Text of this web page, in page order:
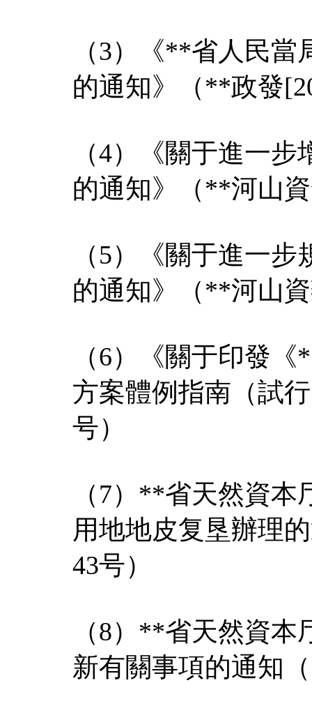
（3）《**省人民
的通知》（**政發
（4）《關于進一
的通知》（**河山
（5）《關于進一
的通知》（**河山
（6）《關于印發
方案體例指南（試
号）
（7）**省天然資
用地地皮复垦辦理
43号）
（8）**省天然資
新有關事項的通知